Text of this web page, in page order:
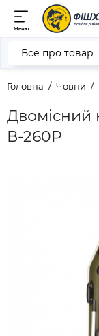
Меню
Головна Човни
Двомісний
В-260P
Все про товар